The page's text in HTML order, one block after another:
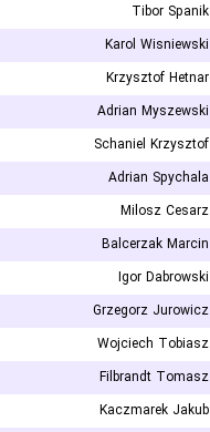
Tibor Spanik
Karol Wisniewski
Krzysztof Hetnar
Adrian Myszewski
Schaniel Krzysztof
Adrian Spychala
Milosz Cesarz
Balcerzak Marcin
Igor Dabrowski
Grzegorz Jurowicz
Wojciech Tobiasz
Filbrandt Tomasz
Kaczmarek Jakub